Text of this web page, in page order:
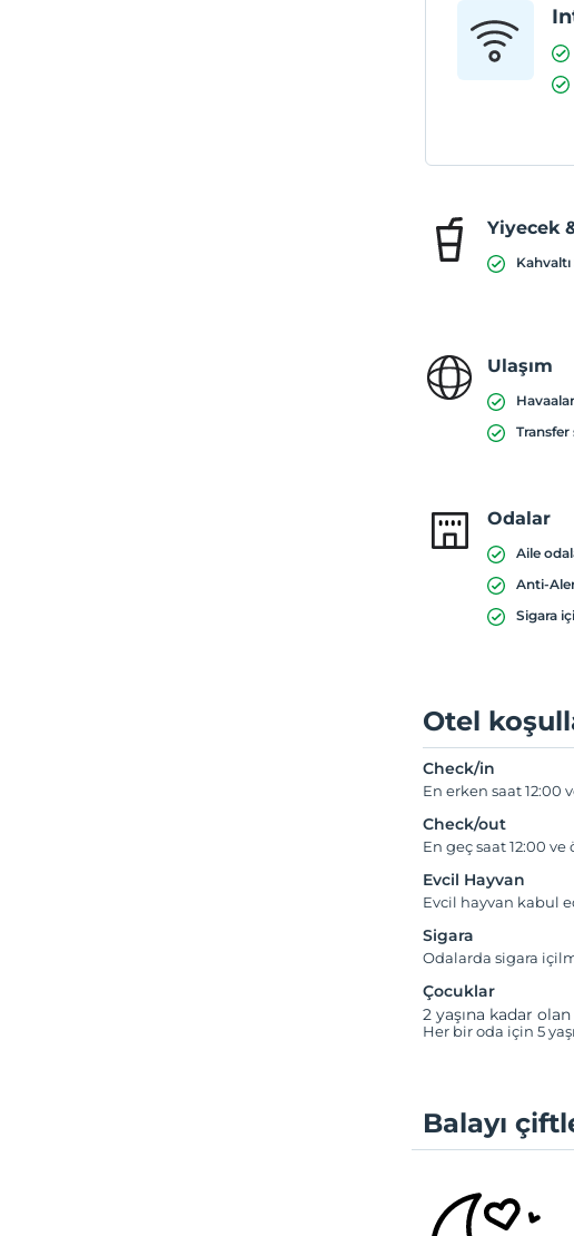
Yiyecek
Ulaşım
Odalar
Aile
Anti-
Sigara
Otel
Check/in
En erken saat 12:00
Check/out
En geç saat 12:00 ve
Evcil Hayvan
Evcil hayvan kabul
Sigara
Odalarda sigara
Çocuklar
2 yaşına kadar
Her bir oda için 5
Balayı